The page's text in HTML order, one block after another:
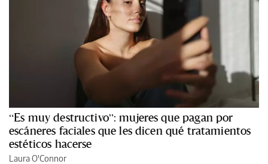
“Es muy destructivo”: mujeres que pagan por
escáneres faciales que les dicen qué tratamientos
estéticos hacerse
Laura O'Connor